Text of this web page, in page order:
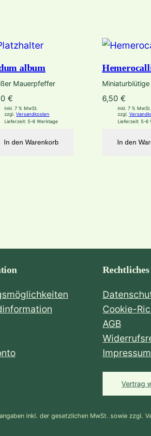
album
Mauerpfeffer
€
inkl. 7 % MwSt.
zzgl.Versandkosten
Lieferzeit:5-6 Werktage
In den Warenkorb
Miniaturblütige
6,50 €
inkl. 7 % MwSt.
zzgl.
Lieferzeit: 5-6
In den
Rechtliches
Cookie-
AGB
Impressum
Vertrag
inkl. der gesetzlichen MwSt. sowie zzgl.